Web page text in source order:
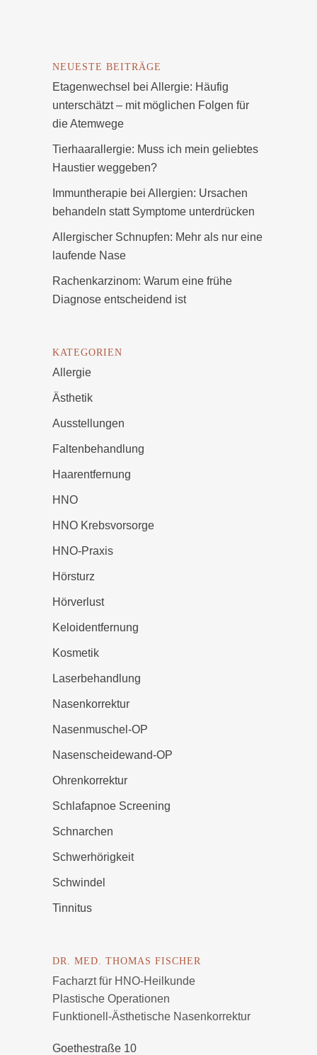
NEUESTE BEITRÄGE
Etagenwechsel bei Allergie: Häufig
unterschätzt – mit möglichen Folgen für
die Atemwege
Tierhaarallergie: Muss ich mein geliebtes
Haustier weggeben?
Immuntherapie bei Allergien: Ursachen
behandeln statt Symptome unterdrücken
Allergischer Schnupfen: Mehr als nur eine
laufende Nase
Rachenkarzinom: Warum eine frühe
Diagnose entscheidend ist
KATEGORIEN
Allergie
Ästhetik
Ausstellungen
Faltenbehandlung
Haarentfernung
HNO
HNO Krebsvorsorge
HNO-Praxis
Hörsturz
Hörverlust
Keloidentfernung
Kosmetik
Laserbehandlung
Nasenkorrektur
Nasenmuschel-OP
Nasenscheidewand-OP
Ohrenkorrektur
Schlafapnoe Screening
Schnarchen
Schwerhörigkeit
Schwindel
Tinnitus
DR. MED. THOMAS FISCHER
Facharzt für HNO-Heilkunde
Plastische Operationen
Funktionell-Ästhetische Nasenkorrektur
Goethestraße 10